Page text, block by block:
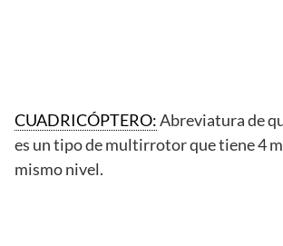
CUADRICÓPTERO:Abreviatura de
es un tipo de multirrotor que tiene 4
mismo nivel.